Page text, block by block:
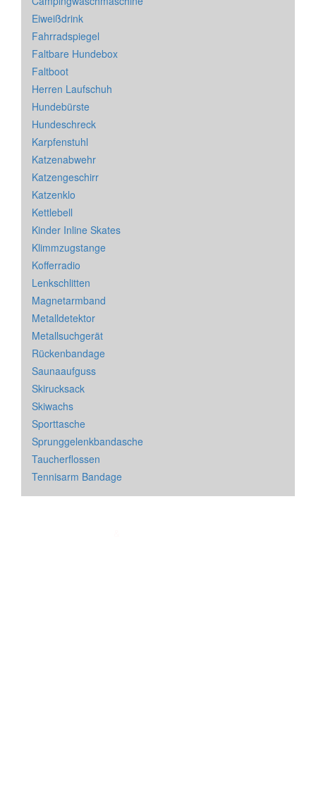
Eiweißdrink
Fahrradspiegel
Faltbare Hundebox
Faltboot
Herren Laufschuh
Hundebürste
Hundeschreck
Karpfenstuhl
Katzenabwehr
Katzengeschirr
Katzenklo
Kettlebell
Kinder Inline Skates
Klimmzugstange
Kofferradio
Lenkschlitten
Magnetarmband
Metalldetektor
Metallsuchgerät
Rückenbandage
Saunaaufguss
Skirucksack
Skiwachs
Sporttasche
Sprunggelenkbandasche
Taucherflossen
Tennisarm Bandage